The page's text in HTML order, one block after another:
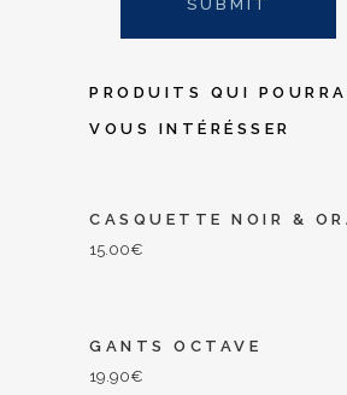
PRODUITS QUI
VOUS INTÉRÉSSER
CASQUETTE NOIR &
15.00€
GANTS OCTAVE
19.90€